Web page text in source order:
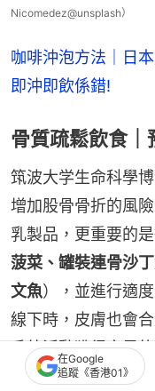
Nicomedez@unsplash）
咖啡沖泡方法｜日
即沖即飲係錯!
骨質疏鬆飲食｜
筑波大学生命科學
增加股骨骨折的風
乳製品，更重要的
菠菜、罐裝連骨沙
文魚），並進行適
線下時，皮膚也會
戶外活動獲得充足
生。
在Google
追蹤《香港01》